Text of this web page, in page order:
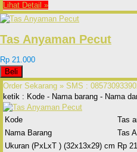
Lihat Detail »
Tas Anyaman Pecut
Rp 21.000
Beli
Order Sekarang » SMS :
ketik : Kode - Nama barang - Nama
Kode
Tas
Nama Barang
Tas
Ukuran (PxLxT ) (32x13x29) cm Rp